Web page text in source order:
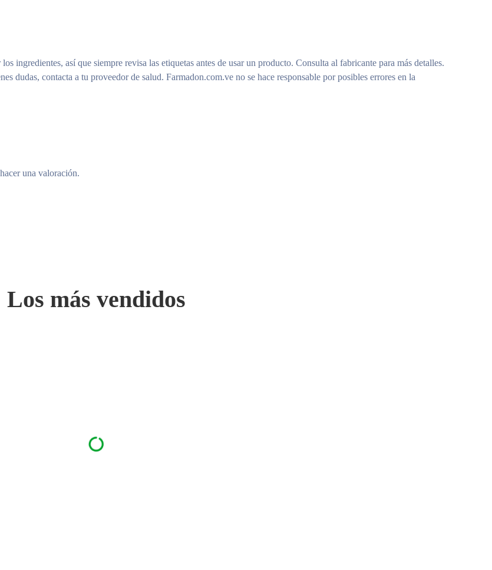
ingredientes, así que siempre revisa las etiquetas antes de usar un producto. Consulta al fabricante para más detalles.
dudas, contacta a tu proveedor de salud. Farmadon.com.ve no se hace responsable por posibles errores en la
una valoración.
Los más vendidos